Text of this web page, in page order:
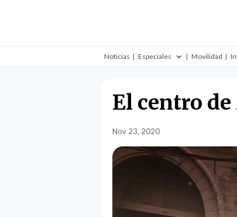
Noticias Especiales Movilidad
El centro
Nov 23, 2020